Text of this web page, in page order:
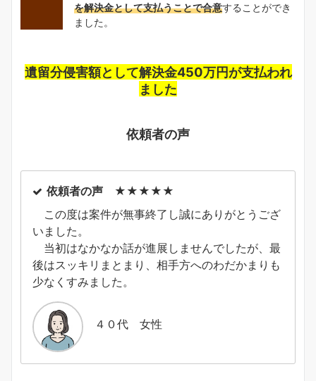
を解決金として支払うことで合意することができ
ました。
遺留分侵害額として解決金450万円が支払われ
ました
依頼者の声
依頼者の声 ★★★★★
この度は案件が無事終了し誠にありがとうござ
いました。
当初はなかなか話が進展しませんでしたが、最
後はスッキリまとまり、相手方へのわだかまりも
少なくすみました。
４０代 女性